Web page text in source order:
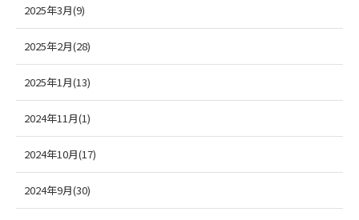
2025年3月(9)
2025年2月(28)
2025年1月(13)
2024年11月(1)
2024年10月(17)
2024年9月(30)